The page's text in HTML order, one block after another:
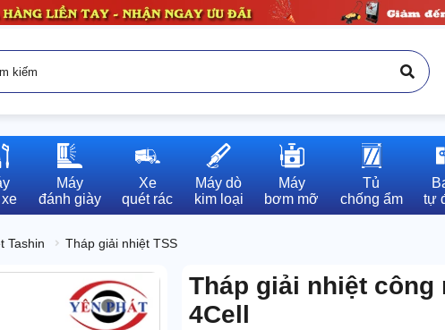
Máy
đánh giày
Xe
quét rác
Máy dò
kim loại
Máy
bơm mỡ
Tủ
chống ẩm
tự
Tashin Tháp giải nhiệt TSS
Tháp giải nhiệt công
4Cell